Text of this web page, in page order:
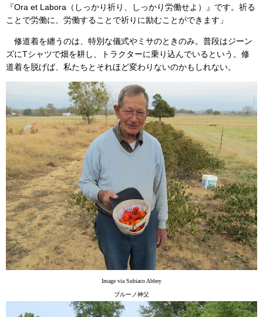
『Ora et Labora（しっかり祈り、しっかり労働せよ）』です。祈る
ことで労働に、労働することで祈りに励むことができます」
修道着を纏うのは、特別な儀式やミサのときのみ。普段はジーン
ズにTシャツで畑を耕し、トラクターに乗り込んでいるという。修
道着を脱げば、私たちとそれほど変わりないのかもしれない。
Image via Subiaco Abbey
ブルーノ神父